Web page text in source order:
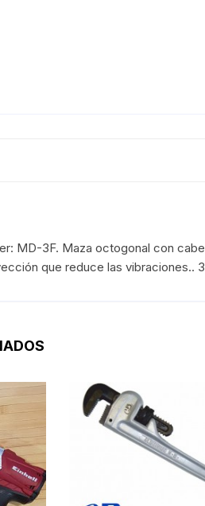
MD-3F. Maza octogonal con
que reduce las vibraciones..